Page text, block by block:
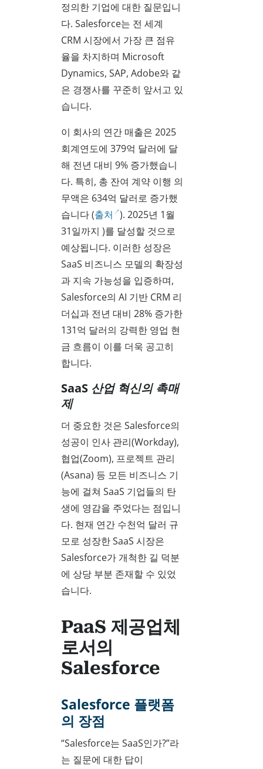
정의한 기업에 대한 질문입니
다. Salesforce는 전 세계
CRM 시장에서 가장 큰 점유
율을 차지하며 Microsoft
Dynamics, SAP, Adobe와 같
은 경쟁사를 꾸준히 앞서고 있
습니다.
이 회사의 연간 매출은 2025
회계연도에 379억 달러에 달
해 전년 대비 9% 증가했습니
다. 특히, 총 잔여 계약 이행 의
무액은 634억 달러로 증가했
습니다 (출처 ). 2025년 1월
31일까지 )를 달성할 것으로
예상됩니다. 이러한 성장은
SaaS 비즈니스 모델의 확장성
과 지속 가능성을 입증하며,
Salesforce의 AI 기반 CRM 리
더십과 전년 대비 28% 증가한
131억 달러의 강력한 영업 현
금 흐름이 이를 더욱 공고히
합니다.
SaaS 산업 혁신의 촉매
제
더 중요한 것은 Salesforce의
성공이 인사 관리(Workday),
협업(Zoom), 프로젝트 관리
(Asana) 등 모든 비즈니스 기
능에 걸쳐 SaaS 기업들의 탄
생에 영감을 주었다는 점입니
다. 현재 연간 수천억 달러 규
모로 성장한 SaaS 시장은
Salesforce가 개척한 길 덕분
에 상당 부분 존재할 수 있었
습니다.
PaaS 제공업체
로서의
Salesforce
Salesforce 플랫폼
의 장점
“Salesforce는 SaaS인가?”라
는 질문에 대한 답이